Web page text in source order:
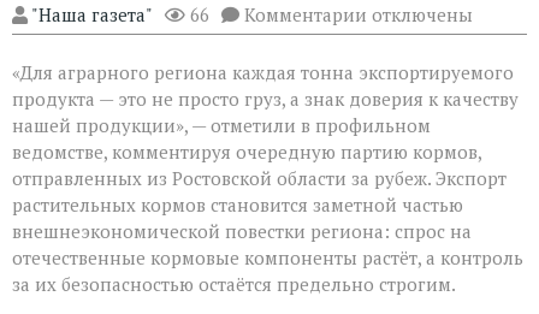
"Наша газета" 66 Комментарии к
записи
шрот
выходит
международный
уровень»
отключены
«Для аграрного региона каждая тонна экспортируемого
продукта — это не просто груз, а знак доверия к качеству
нашей продукции», — отметили в профильном
ведомстве, комментируя очередную партию кормов,
отправленных из Ростовской области за рубеж. Экспорт
растительных кормов становится заметной частью
внешнеэкономической повестки региона: спрос на
отечественные кормовые компоненты растёт, а контроль
за их безопасностью остаётся предельно строгим.